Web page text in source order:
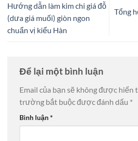
Hướng dẫn làm kim chi giá đỗ
(dưa giá muối) giòn ngon
chuẩn vị kiểu Hàn
Tổng
Để lại một bình luận
Email của bạn sẽ không được hiển
trường bắt buộc được đánh dấu *
Bình luận*